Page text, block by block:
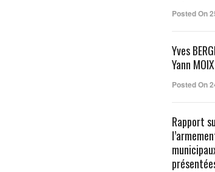
Posted On
Yves
Yann MOIX
Posted On
Rapport